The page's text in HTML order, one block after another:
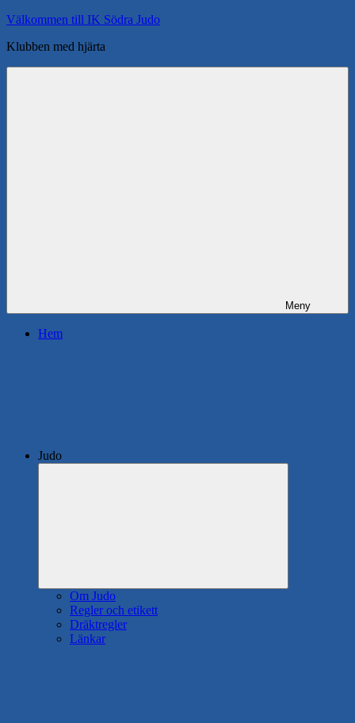
Hoppa
innehåll
Välkommen till IK Södra Judo
Klubben med hjärta
Meny
Hem
Judo
Om Judo
Regler och etikett
Dräktregler
Länkar